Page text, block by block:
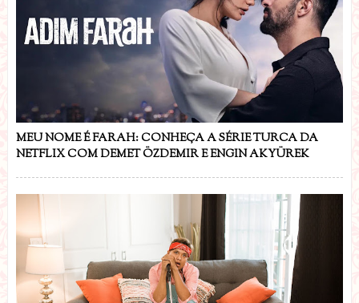
MEU NOME É FARAH: CONHEÇA A SÉRIE TURCA DA
NETFLIX COM DEMET ÖZDEMIR E ENGIN AKYÜREK